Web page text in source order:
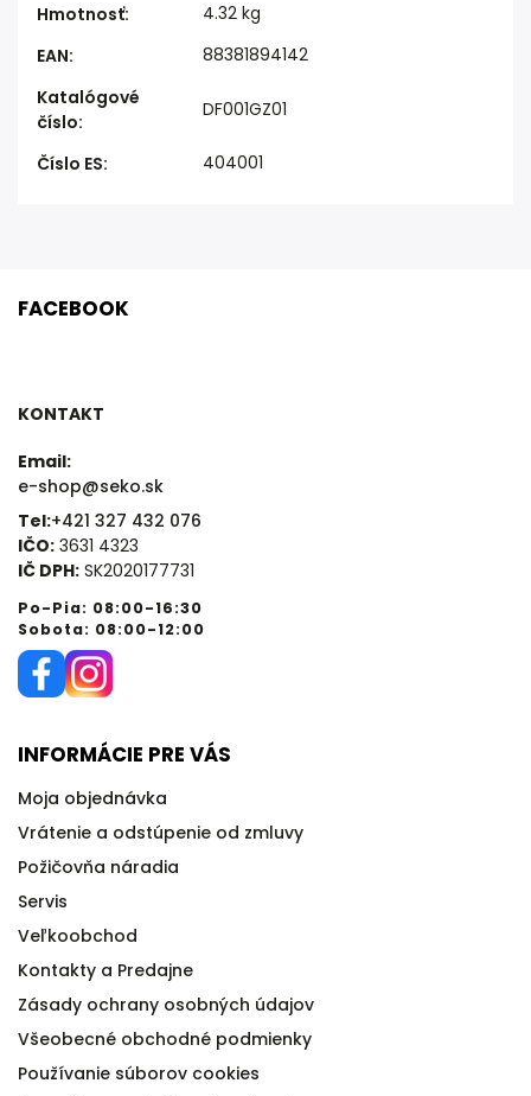
Hmotnosť:
4.32 kg
EAN:
88381894142
Katalógové
číslo:
DF001GZ01
Číslo ES: 404001
FACEBOOK
KONTAKT
Email:
e-shop@seko.sk
Tel:+421 327 432 076
IČO: 3631 4323
IČ DPH: SK2020177731
Po-Pia: 08:00-16:30
Sobota: 08:00-12:00
INFORMÁCIE PRE VÁS
Moja objednávka
Vrátenie a odstúpenie od zmluvy
Požičovňa náradia
Servis
Veľkoobchod
Kontakty a Predajne
Zásady ochrany osobných údajov
Všeobecné obchodné podmienky
Používanie súborov cookies